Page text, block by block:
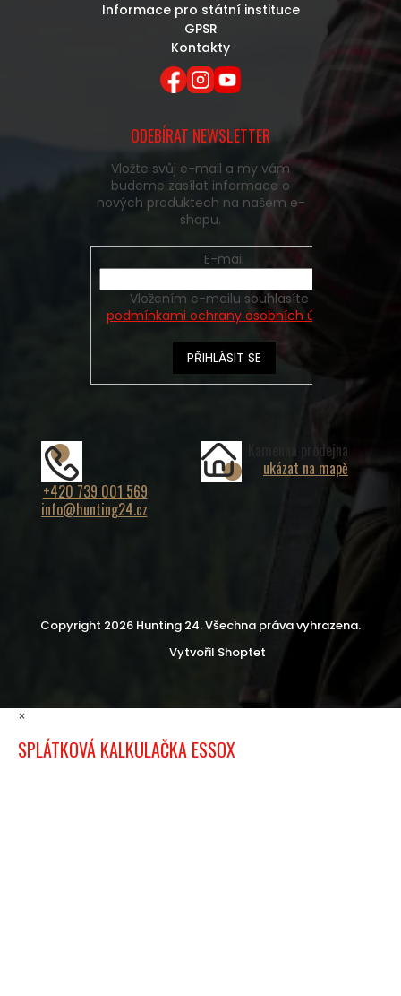
Informace pro státní instituce
GPSR
Kontakty
ODEBÍRAT NEWSLETTER
Vložte svůj e-mail a my vám
budeme zasílat informace o
nových produktech na našem e-
shopu.
E-mail
podmínkami ochrany osobních údajů
PŘIHLÁSIT SE
+420 739 001 569
info@hunting24.cz
Kamenná prodejna
ukázat na mapě
Vytvořil Shoptet
Copyright 2026 Hunting 24. Všechna práva vyhrazena.
×
SPLÁTKOVÁ KALKULAČKA ESSOX